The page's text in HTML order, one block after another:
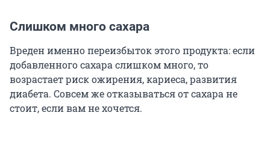
Слишком много сахара
Вреден именно переизбыток этого продукта: если
добавленного сахара слишком много, то
возрастает риск ожирения, кариеса, развития
диабета. Совсем же отказываться от сахара не
стоит, если вам не хочется.